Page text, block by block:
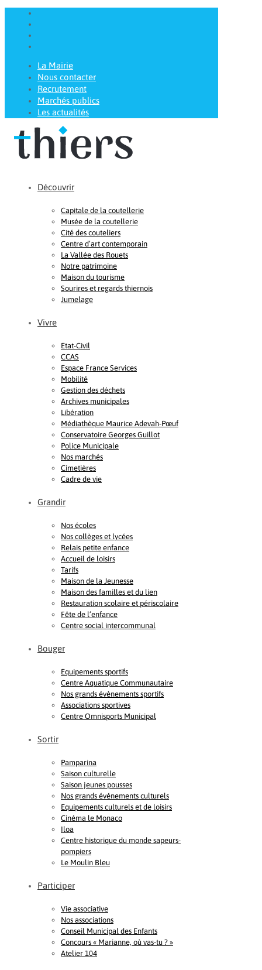
La Mairie
Nous contacter
Recrutement
Marchés publics
Les actualités
Découvrir
Capitale de la coutellerie
Musée de la coutellerie
Cité des couteliers
Centre d’art contemporain
La Vallée des Rouets
Notre patrimoine
Maison du tourisme
Sourires et regards thiernois
Jumelage
Vivre
Etat-Civil
CCAS
Espace France Services
Mobilité
Gestion des déchets
Archives municipales
Libération
Médiathèque Maurice Adevah-Pœuf
Conservatoire Georges Guillot
Police Municipale
Nos marchés
Cimetières
Cadre de vie
Grandir
Nos écoles
Nos collèges et lycées
Relais petite enfance
Accueil de loisirs
Tarifs
Maison de la Jeunesse
Maison des familles et du lien
Restauration scolaire et périscolaire
Fête de l’enfance
Centre social intercommunal
Bouger
Equipements sportifs
Centre Aquatique Communautaire
Nos grands évènements sportifs
Associations sportives
Centre Omnisports Municipal
Sortir
Pamparina
Saison culturelle
Saison jeunes pousses
Nos grands événements culturels
Equipements culturels et de loisirs
Cinéma le Monaco
Iloa
Centre historique du monde sapeurs-
pompiers
Le Moulin Bleu
Participer
Vie associative
Nos associations
Conseil Municipal des Enfants
Concours « Marianne, où vas-tu ? »
Atelier 104